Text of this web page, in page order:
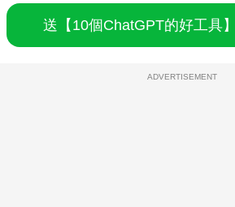
送【10個ChatGPT的好工具
ADVERTISEMENT